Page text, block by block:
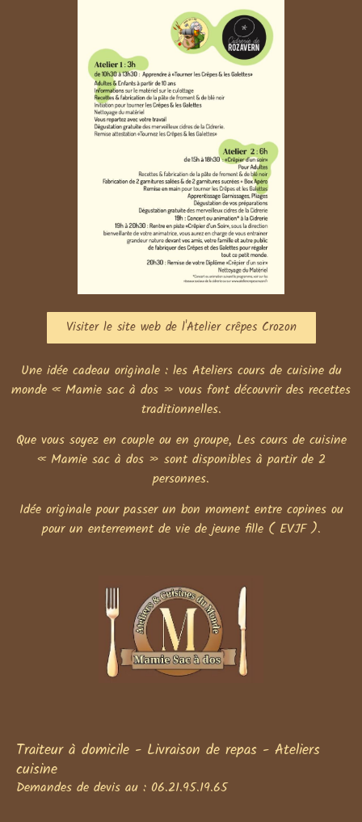
Visiter le site web de l'Atelier crêpes Crozon
Une idée cadeau originale : les Ateliers cours de cuisine du
monde « Mamie sac à dos » vous font découvrir des recettes
traditionnelles.
Que vous soyez en couple ou en groupe, Les cours de cuisine
« Mamie sac à dos » sont disponibles à partir de 2
personnes.
Idée originale pour passer un bon moment entre copines ou
pour un enterrement de vie de jeune fille ( EVJF ).
Traiteur à domicile - Livraison de repas - Ateliers
cuisine
Demandes de devis au : 06.21.95.19.65